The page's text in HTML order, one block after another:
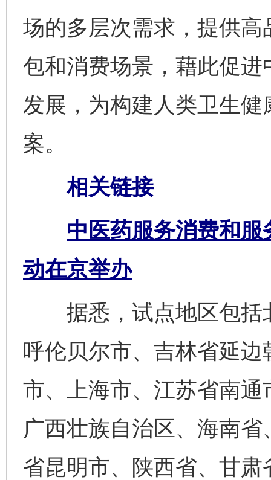
场的多层次需求，提供
包和消费场景，藉此促
发展，为构建人类卫生
案。
相关链接
中医药服务消费和
动在京举办
据悉，试点地区包括
呼伦贝尔市、吉林省延
市、上海市、江苏省南
广西壮族自治区、海南
省昆明市、陕西省、甘
完善运行机制助力责任有效落实 一纸欠